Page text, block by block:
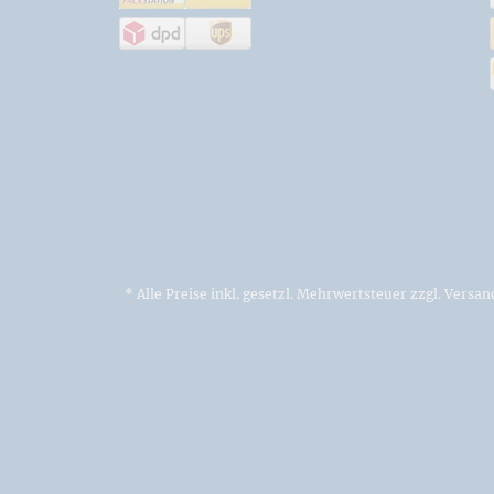
* Alle Preise inkl. gesetzl. Mehrwertsteuer zzgl.